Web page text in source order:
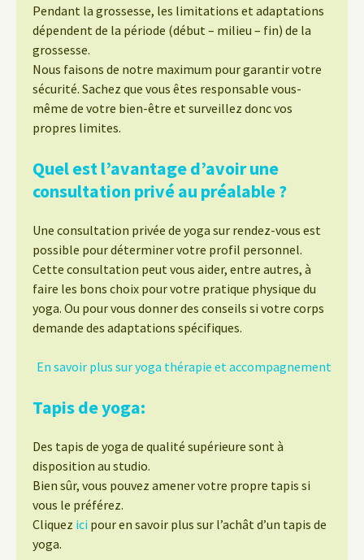
Pendant la grossesse, les limitations et adaptations
dépendent de la période (début – milieu – fin) de la
grossesse.
Nous faisons de notre maximum pour garantir votre
sécurité. Sachez que vous êtes responsable vous-
même de votre bien-être et surveillez donc vos
propres limites.
Quel est l’avantage d’avoir une
consultation privé au préalable ?
Une consultation privée de yoga sur rendez-vous est
possible pour déterminer votre profil personnel.
Cette consultation peut vous aider, entre autres, à
faire les bons choix pour votre pratique physique du
yoga. Ou pour vous donner des conseils si votre corps
demande des adaptations spécifiques.
En savoir plus sur yoga thérapie et accompagnement
Tapis de yoga:
Des tapis de yoga de qualité supérieure sont à
disposition au studio.
Bien sûr, vous pouvez amener votre propre tapis si
vous le préférez.
Cliquez ici pour en savoir plus sur l’achât d’un tapis de
yoga.